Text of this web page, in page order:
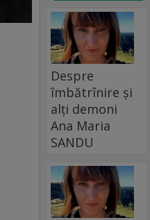
Despre
îmbătrînire și
alți demoni
Ana Maria
SANDU